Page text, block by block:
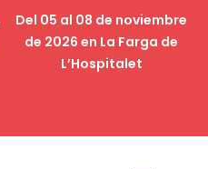
Del 05 al 08 de noviembre
de 2026 en La Farga de
L’Hospitalet